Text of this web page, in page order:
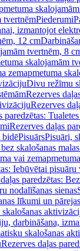
tvertnēmPiederumi
izmantojot
12 cm
tvertnēm, 8
skalojamām
zemapmetuma
Divu režīmu
Rezerves
Rezerves
paredzētas:
Rezerves daļas
bidēPisuārsPisuāri,
skalošanas malas
vai
Iebūvētai pisuāru
paredzētas:
nodalīšanas sienas
līkumi un pārejas
darbināšana,
skalošanas
Rezerves daļas